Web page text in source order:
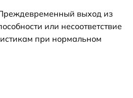
выход из
или несоответствие
при нормальном